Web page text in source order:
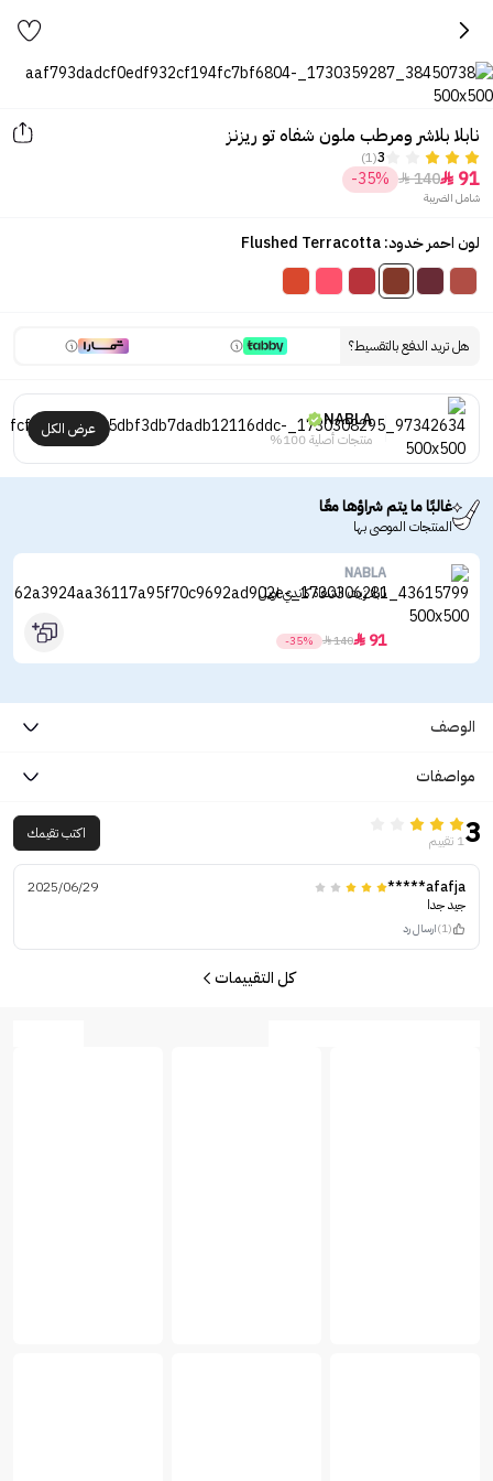
نابلا بلاشر ومرطب ملون شفاه تو ريزنز
3
(1)
91

140

-35%
شامل الضريبة
لون احمر خدود: Flushed Terracotta
هل تريد الدفع بالتقسيط؟
NABLA
منتجات أصلية 100%
عرض الكل
غالبًا ما يتم شراؤها معًا
المنتجات الموصى بها
NABLA
نابلا زيت الشفاة كاندي اويل
91

140

-35%
الوصف
مواصفات
31 تقييم اكتب تقيمك
afafja*****
2025/06/29
جيد جدا
(1) ارسال رد
كل التقييمات